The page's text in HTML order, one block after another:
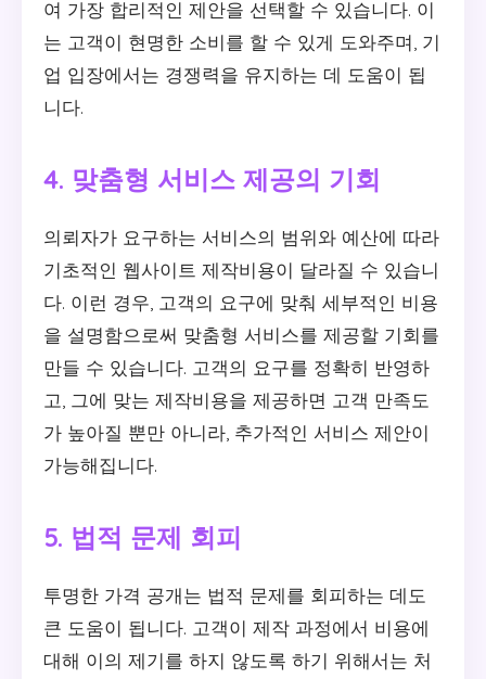
여 가장 합리적인 제안을 선택할 수 있습니다. 이
는 고객이 현명한 소비를 할 수 있게 도와주며, 기
업 입장에서는 경쟁력을 유지하는 데 도움이 됩
니다.
4. 맞춤형 서비스 제공의 기회
의뢰자가 요구하는 서비스의 범위와 예산에 따라
기초적인 웹사이트 제작비용이 달라질 수 있습니
다. 이런 경우, 고객의 요구에 맞춰 세부적인 비용
을 설명함으로써 맞춤형 서비스를 제공할 기회를
만들 수 있습니다. 고객의 요구를 정확히 반영하
고, 그에 맞는 제작비용을 제공하면 고객 만족도
가 높아질 뿐만 아니라, 추가적인 서비스 제안이
가능해집니다.
5. 법적 문제 회피
투명한 가격 공개는 법적 문제를 회피하는 데도
큰 도움이 됩니다. 고객이 제작 과정에서 비용에
대해 이의 제기를 하지 않도록 하기 위해서는 처